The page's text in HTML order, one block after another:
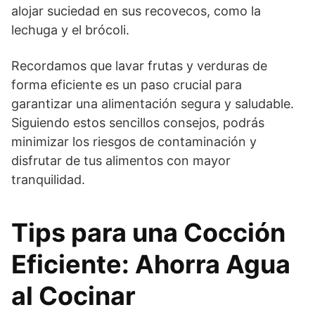
alojar suciedad en sus recovecos, como la
lechuga y el brócoli.
Recordamos que lavar frutas y verduras de
forma eficiente es un paso crucial para
garantizar una alimentación segura y saludable.
Siguiendo estos sencillos consejos, podrás
minimizar los riesgos de contaminación y
disfrutar de tus alimentos con mayor
tranquilidad.
Tips para una Cocción
Eficiente: Ahorra Agua
al Cocinar